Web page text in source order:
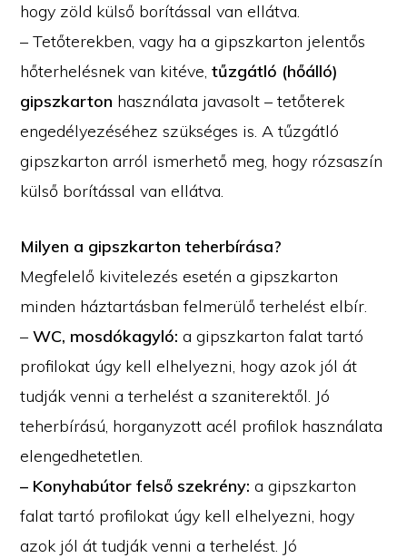
hogy zöld külső borítással van ellátva.
– Tetőterekben, vagy ha a gipszkarton jelentős
hőterhelésnek van kitéve,tűzgátló (hőálló)
gipszkarton használata javasolt – tetőterek
engedélyezéséhez szükséges is. A tűzgátló
gipszkarton arról ismerhető meg, hogy rózsaszín
külső borítással van ellátva.
Milyen a gipszkarton teherbírása?
Megfelelő kivitelezés esetén a gipszkarton
minden háztartásban felmerülő terhelést elbír.
–WC, mosdókagyló: a gipszkarton falat tartó
profilokat úgy kell elhelyezni, hogy azok jól át
tudják venni a terhelést a szaniterektől. Jó
teherbírású, horganyzott acél profilok használata
elengedhetetlen.
– Konyhabútor felső szekrény: a gipszkarton
falat tartó profilokat úgy kell elhelyezni, hogy
azok jól át tudják venni a terhelést. Jó